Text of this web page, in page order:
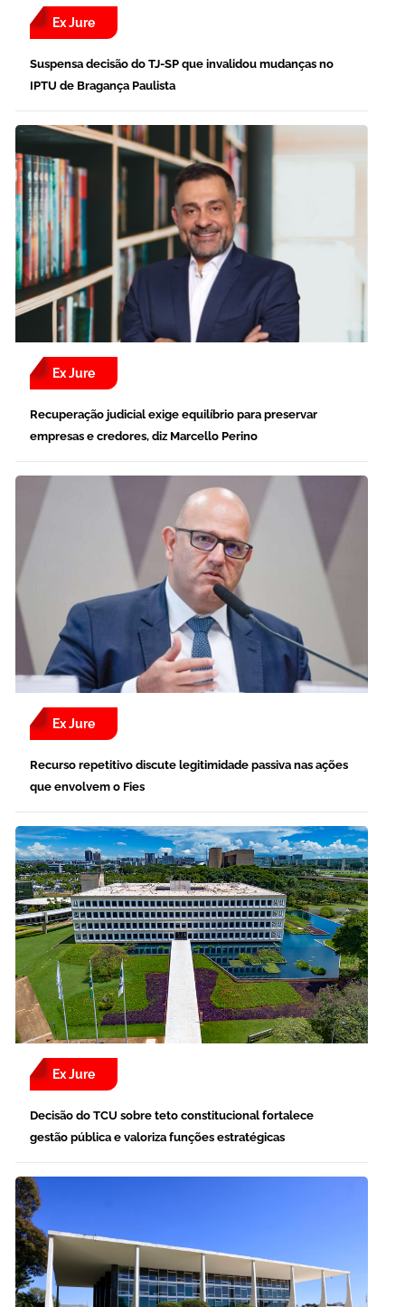
Ex Jure
Suspensa decisão do TJ-SP que invalidou mudanças no
IPTU de Bragança Paulista
Ex Jure
Recuperação judicial exige equilíbrio para preservar
empresas e credores, diz Marcello Perino
Ex Jure
Recurso repetitivo discute legitimidade passiva nas ações
que envolvem o Fies
Ex Jure
Decisão do TCU sobre teto constitucional fortalece
gestão pública e valoriza funções estratégicas